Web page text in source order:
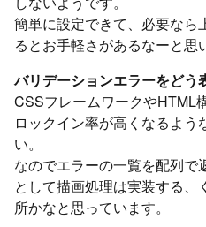
簡単に設定できて、必要なら
るとお手軽さがあるなーと思
バリデーションエラーをどう
CSSフレームワークやHTML
ロックイン率が高くなるよ
い。
なのでエラーの一覧を配列
として描画処理は実装する、
所かなと思っています。